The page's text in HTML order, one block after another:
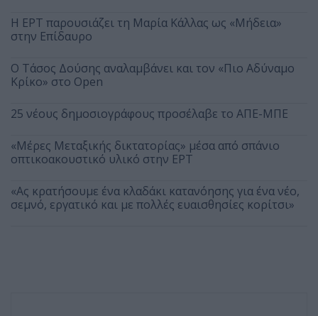
Η ΕΡΤ παρουσιάζει τη Μαρία Κάλλας ως «Μήδεια»
στην Επίδαυρο
Ο Τάσος Δούσης αναλαμβάνει και τον «Πιο Αδύναμο
Κρίκο» στο Open
25 νέους δημοσιογράφους προσέλαβε το ΑΠΕ-ΜΠΕ
«Μέρες Μεταξικής δικτατορίας» μέσα από σπάνιο
οπτικοακουστικό υλικό στην ΕΡΤ
«Ας κρατήσουμε ένα κλαδάκι κατανόησης για ένα νέο,
σεμνό, εργατικό και με πολλές ευαισθησίες κορίτσι»